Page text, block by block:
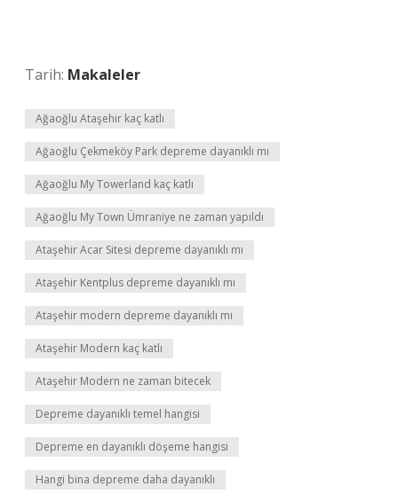
Tarih: Makaleler
Ağaoğlu Ataşehir kaç katlı
Ağaoğlu Çekmeköy Park depreme dayanıklı mı
Ağaoğlu My Towerland kaç katlı
Ağaoğlu My Town Ümraniye ne zaman yapıldı
Ataşehir Acar Sitesi depreme dayanıklı mı
Ataşehir Kentplus depreme dayanıklı mı
Ataşehir modern depreme dayanıklı mı
Ataşehir Modern kaç katlı
Ataşehir Modern ne zaman bitecek
Depreme dayanıklı temel hangisi
Depreme en dayanıklı döşeme hangisi
Hangi bina depreme daha dayanıklı